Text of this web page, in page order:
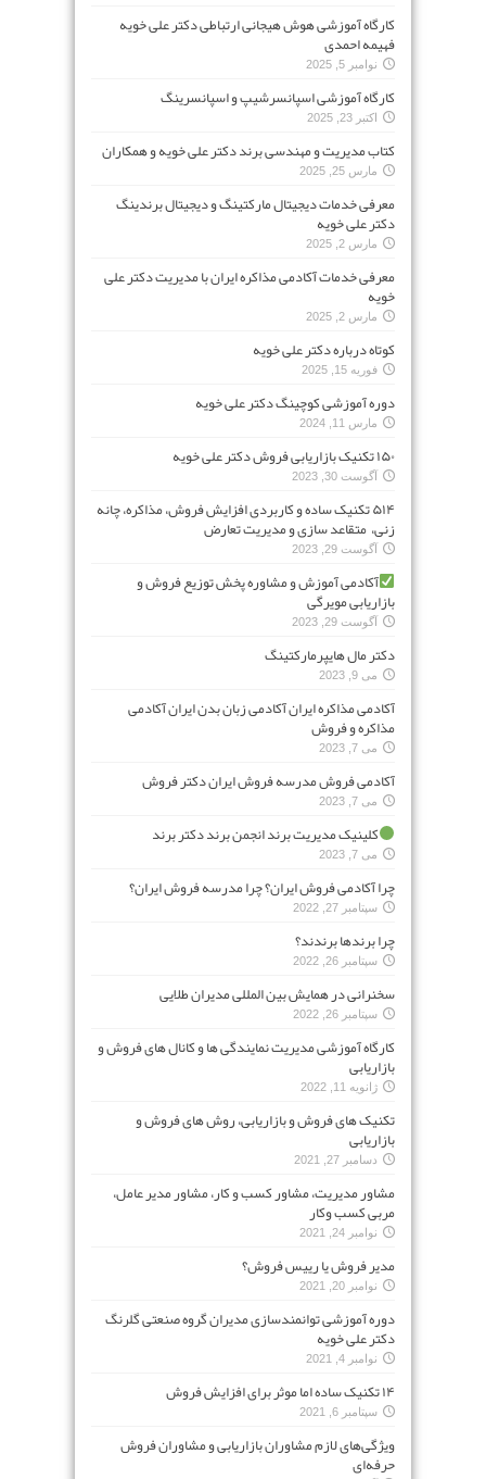
کارگاه آموزشی هوش هیجانی ارتباطی دکتر علی خویه
فهیمه احمدی
نوامبر 5, 2025
کارگاه آموزشی اسپانسرشیپ و اسپانسرینگ
اکتبر 23, 2025
کتاب مدیریت و مهندسی برند دکتر علی خویه و همکاران
مارس 25, 2025
معرفی خدمات دیجیتال مارکتینگ و دیجیتال برندینگ
دکتر علی خویه
مارس 2, 2025
معرفی خدمات آکادمی مذاکره ایران با مدیریت دکتر علی
خویه
مارس 2, 2025
کوتاه درباره دکتر علی خویه
فوریه 15, 2025
دوره آموزشی کوچینگ دکتر علی خویه
مارس 11, 2024
۱۵۰ تکنیک بازاریابی فروش دکتر علی خویه
آگوست 30, 2023
۵۱۴ تکنیک ساده و کاربردی افزایش فروش، مذاکره، چانه
زنی، متقاعد سازی و مدیریت تعارض
آگوست 29, 2023
آکادمی آموزش و مشاوره پخش توزیع فروش و
بازاریابی مویرگی
آگوست 29, 2023
دکتر مال هایپرمارکتینگ
می 9, 2023
آکادمی مذاکره ایران آکادمی زبان بدن ایران آکادمی
مذاکره و فروش
می 7, 2023
آکادمی فروش مدرسه فروش ایران دکتر فروش
می 7, 2023
کلینیک مدیریت برند انجمن برند دکتر برند
می 7, 2023
چرا آکادمی فروش ایران؟ چرا مدرسه فروش ایران؟
سپتامبر 27, 2022
چرا برندها برندند؟
سپتامبر 26, 2022
سخنرانی در همایش بین المللی مدیران طلایی
سپتامبر 26, 2022
کارگاه آموزشی مدیریت نمایندگی ها و کانال های فروش و
بازاریابی
ژانویه 11, 2022
تکنیک های فروش و بازاریابی، روش های فروش و
بازاریابی
دسامبر 27, 2021
مشاور مدیریت، مشاور کسب و کار، مشاور مدیر عامل،
مربی کسب وکار
نوامبر 24, 2021
مدیر فروش یا رییس فروش؟
نوامبر 20, 2021
دوره آموزشی توانمندسازی مدیران گروه صنعتی گلرنگ
دکتر علی خویه
نوامبر 4, 2021
۱۴ تکنیک ساده اما موثر برای افزایش فروش
سپتامبر 6, 2021
ویژگی‌های لازم مشاوران بازاریابی و مشاوران فروش
حرفه‌ای